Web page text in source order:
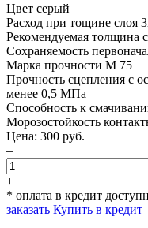
Цвет серый
Расход при тощине слоя
Рекомендуемая толщина
Сохраняемость
Марка прочности М 75
Прочность сцепления с
менее 0,5 МПа
Способность к
Морозостойкость
Цена: 300 руб.
–
+
* оплата в кредит
заказать Купить в кредит